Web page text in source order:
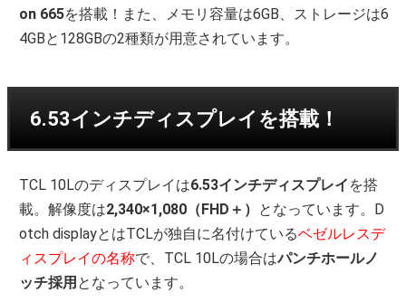
on 665を搭載！また、メモリ容量は6GB、ストレージは6
4GBと128GBの2種類が用意されています。
6.53インチディスプレイを搭載！
TCL 10Lのディスプレイは6.53インチディスプレイ を搭
載。解像度は2,340×1,080（FHD＋） となっています。D
otch displayとはTCLが独自に名付けているベゼルレスデ
ィスプレイの名称で、TCL 10Lの場合はパンチホールノ
ッチ採用 となっています。